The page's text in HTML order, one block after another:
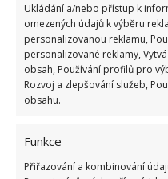
Ukládání a/nebo přístup k
omezených údajů k výběru
personalizovanou reklamu,
personalizované reklamy,
obsah, Používání profilů pro
Rozvoj a zlepšování služeb,
obsahu.
Funkce
Přiřazování a kombinování